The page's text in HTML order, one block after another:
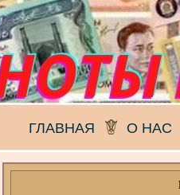
ГЛАВНАЯ О НАС